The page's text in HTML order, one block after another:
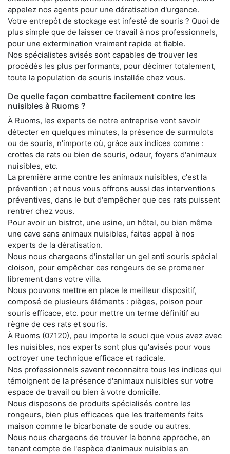
appelez nos agents pour une dératisation d'urgence.
Votre entrepôt de stockage est infesté de souris ? Quoi de
plus simple que de laisser ce travail à nos professionnels,
pour une extermination vraiment rapide et fiable.
Nos spécialistes avisés sont capables de trouver les
procédés les plus performants, pour décimer totalement,
toute la population de souris installée chez vous.
De quelle façon combattre facilement contre les
nuisibles à Ruoms ?
À Ruoms, les experts de notre entreprise vont savoir
détecter en quelques minutes, la présence de surmulots
ou de souris, n'importe où, grâce aux indices comme :
crottes de rats ou bien de souris, odeur, foyers d'animaux
nuisibles, etc.
La première arme contre les animaux nuisibles, c'est la
prévention ; et nous vous offrons aussi des interventions
préventives, dans le but d'empêcher que ces rats puissent
rentrer chez vous.
Pour avoir un bistrot, une usine, un hôtel, ou bien même
une cave sans animaux nuisibles, faites appel à nos
experts de la dératisation.
Nous nous chargeons d'installer un gel anti souris spécial
cloison, pour empêcher ces rongeurs de se promener
librement dans votre villa.
Nous pouvons mettre en place le meilleur dispositif,
composé de plusieurs éléments : pièges, poison pour
souris efficace, etc. pour mettre un terme définitif au
règne de ces rats et souris.
À Ruoms (07120), peu importe le souci que vous avez avec
les nuisibles, nos experts sont plus qu'avisés pour vous
octroyer une technique efficace et radicale.
Nos professionnels savent reconnaitre tous les indices qui
témoignent de la présence d'animaux nuisibles sur votre
espace de travail ou bien à votre domicile.
Nous disposons de produits spécialisés contre les
rongeurs, bien plus efficaces que les traitements faits
maison comme le bicarbonate de soude ou autres.
Nous nous chargeons de trouver la bonne approche, en
tenant compte de l'espèce d'animaux nuisibles en